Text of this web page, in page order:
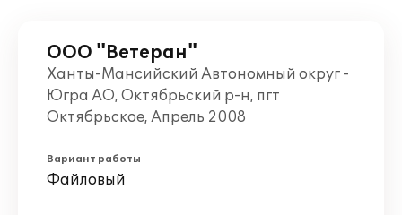
ООО "Ветеран"
Ханты-Мансийский Автономный округ -
Югра АО, Октябрьский р-н, пгт
Октябрьское, Апрель 2008
Вариант работы
Файловый